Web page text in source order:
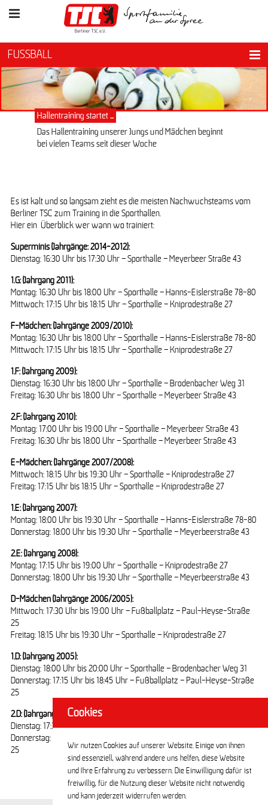
FUSSBALL
Hallentraining startet ...
Das Hallentraining unserer Jungs und Mädchen beginnt
bei vielen Teams seit dieser Woche
Es ist kalt und so langsam zieht es die meisten Nachwuchsteams vom
Berliner TSC zum Training in die Sporthallen.
Hier ein Überblick wer wann wo trainiert:
Superminis (Jahrgänge: 2014-2012):
Dienstag: 16:30 Uhr bis 17:30 Uhr – Sporthalle – Meyerbeer Straße 43
1.G: (Jahrgang 2011):
Montag: 16:30 Uhr bis 18:00 Uhr – Sporthalle – Hanns-Eislerstraße 78-80
Mittwoch: 17:15 Uhr bis 18:15 Uhr – Sporthalle – Kniprodestraße 27
F-Mädchen: (Jahrgänge 2009/2010):
Montag: 16:30 Uhr bis 18:00 Uhr – Sporthalle – Hanns-Eislerstraße 78-80
Mittwoch: 17:15 Uhr bis 18:15 Uhr – Sporthalle – Kniprodestraße 27
1.F: (Jahrgang 2009):
Dienstag: 16:30 Uhr bis 18:00 Uhr – Sporthalle – Brodenbacher Weg 31
Freitag: 16:30 Uhr bis 18:00 Uhr – Sporthalle – Meyerbeer Straße 43
2.F: (Jahrgang 2010):
Montag: 17:00 Uhr bis 19:00 Uhr – Sporthalle – Meyerbeer Straße 43
Freitag: 16:30 Uhr bis 18:00 Uhr – Sporthalle – Meyerbeer Straße 43
E-Mädchen: (Jahrgänge 2007/2008):
Mittwoch: 18:15 Uhr bis 19:30 Uhr – Sporthalle – Kniprodestraße 27
Freitag: 17:15 Uhr bis 18:15 Uhr – Sporthalle – Kniprodestraße 27
1.E: (Jahrgang 2007):
Montag: 18:00 Uhr bis 19:30 Uhr – Sporthalle – Hanns-Eislerstraße 78-80
Donnerstag: 18:00 Uhr bis 19:30 Uhr – Sporthalle – Meyerbeerstraße 43
2.E: (Jahrgang 2008):
Montag: 17:15 Uhr bis 19:00 Uhr – Sporthalle – Kniprodestraße 27
Donnerstag: 18:00 Uhr bis 19:30 Uhr – Sporthalle – Meyerbeerstraße 43
D-Mädchen (Jahrgänge 2006/2005):
Mittwoch: 17:30 Uhr bis 19:00 Uhr – Fußballplatz – Paul-Heyse-Straße
25
Freitag: 18:15 Uhr bis 19:30 Uhr – Sporthalle – Kniprodestraße 27
1.D: (Jahrgang 2005):
Dienstag: 18:00 Uhr bis 20:00 Uhr – Sporthalle – Brodenbacher Weg 31
Donnerstag: 17:15 Uhr bis 18:45 Uhr – Fußballplatz – Paul-Heyse-Straße
25
2.D: (Jahrgang 2006):
Dienstag: 17:30 Uhr bis 19:00 Uhr – Sporthalle – Meyerbeer Straße 43
Donnerstag: 17:15 Uhr bis 19:00 Uhr – Fußballplatz – Paul-Heyse-Straße
25
Cookies
Wir nutzen Cookies auf unserer Website. Einige von ihnen
sind essenziell, während andere uns helfen, diese Website
und Ihre Erfahrung zu verbessern. Die Einwilligung dafür ist
freiwillig, für die Nutzung dieser Website nicht notwendig
und kann jederzeit widerrufen werden.